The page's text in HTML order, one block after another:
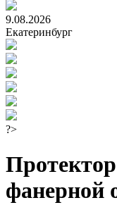
9.08.2026
Екатеринбург
?>
фанерной